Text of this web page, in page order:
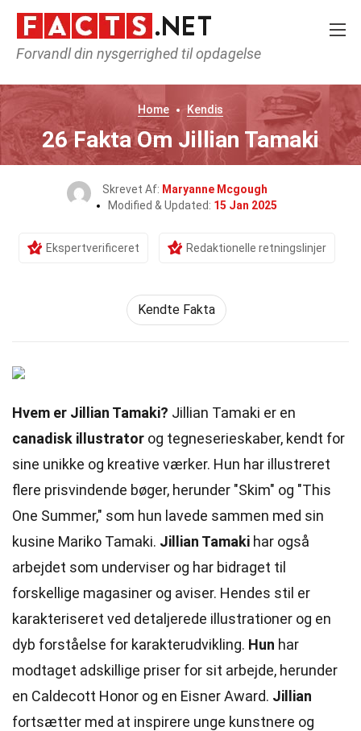
Forvandl din nysgerrighed til opdagelse
Home Kendis
26 Fakta Om Jillian Tamaki
Skrevet Af: Maryanne Mcgough
Modified & Updated: 15 Jan 2025
Ekspertverificeret Redaktionelle retningslinjer
Kendte Fakta
Hvem er Jillian Tamaki? Jillian Tamaki er en
canadisk illustrator og tegneserieskaber, kendt for
sine unikke og kreative værker. Hun har illustreret
flere prisvindende bøger, herunder "Skim" og "This
One Summer," som hun lavede sammen med sin
kusine Mariko Tamaki. Jillian Tamaki har også
arbejdet som underviser og har bidraget til
forskellige magasiner og aviser. Hendes stil er
karakteriseret ved detaljerede illustrationer og en
dyb forståelse for karakterudvikling. Hun har
modtaget adskillige priser for sit arbejde, herunder
en Caldecott Honor og en Eisner Award. Jillian
fortsætter med at inspirere unge kunstnere og